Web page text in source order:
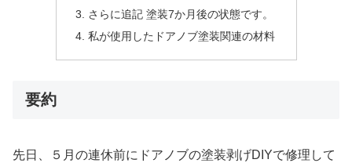
さらに追記 塗装7か月後の状態です。
私が使用したドアノブ塗装関連の材料
要約
先日、５月の連休前にドアノブの塗装剥げDIYで修理して